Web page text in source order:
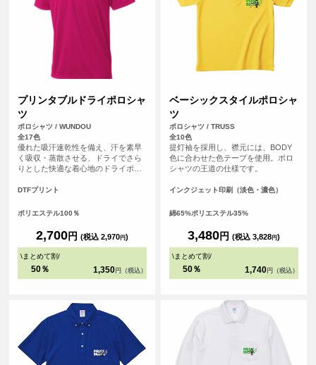
プリンタブルドライポロシャ
ツ
ポロシャツ / WUNDOU
全17色
優れた吸汗速乾性を備え、汗を素早
く吸収・蒸散させる、ドライでさら
りとした快適な着心地のドライポロ
ンやスポーツシーンでも、爽やかな
ような滑らかな肌触りも魅力。上品
快適に着用いただけます。
DTFプリント
ポリエステル100％
2,700円 (税込 2,970円)
\まとめて割/
50％ 1,350 円（税込）
ベーシックスタイルポロシャ
ツ
ポロシャツ / TRUSS
全10色
提灯袖を採用し、襟元には、BODY
色に合わせた色テープを使用。ポロ
シャツの王道の仕様です。
インクジェット印刷（淡色・濃色）
綿65%ポリエステル35%
3,480円 (税込 3,828円)
\まとめて割/
50％ 1,740 円（税込）